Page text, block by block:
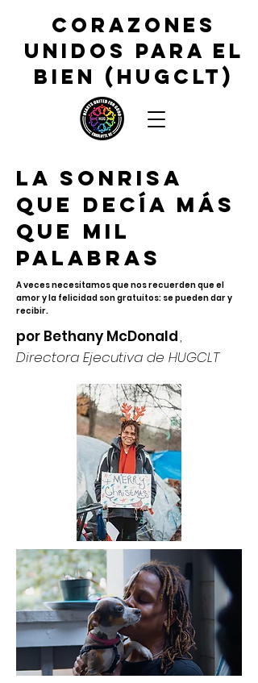
CORAZONES
UNIDOS PARA EL
BIEN (HUGCLT)
La sonrisa
que decía más
que mil
palabras
A veces necesitamos que nos recuerden que el
amor y la felicidad son gratuitos: se pueden dar y
recibir.
por Bethany McDonald,
Directora Ejecutiva de HUGCLT